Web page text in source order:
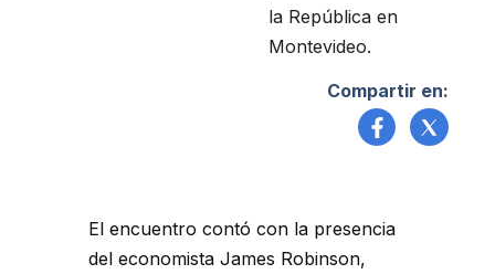
la República en
Montevideo.
Compartir en:
El encuentro contó con la presencia
del economista James Robinson,